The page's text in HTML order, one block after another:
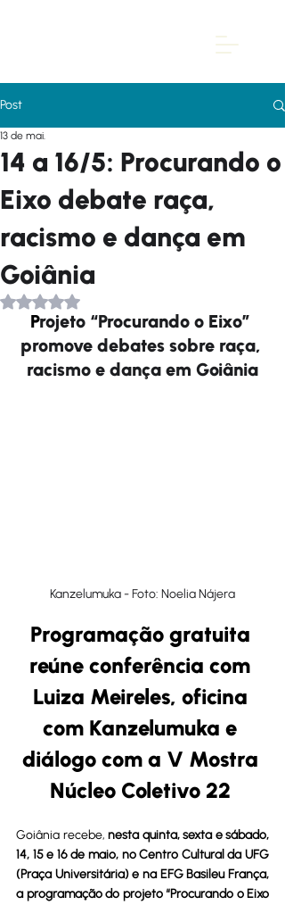
Post
14 a 16/5: Procurando o
Eixo debate raça,
racismo e dança em
Goiânia
13 de mai.
Avaliado com NaN de 5 estrelas.
Projeto “Procurando o Eixo”
promove debates sobre raça,
racismo e dança em Goiânia
Kanzelumuka - Foto: Noelia Nájera
Programação gratuita
reúne conferência com
Luiza Meireles, oficina
com Kanzelumuka e
diálogo com a V Mostra
Núcleo Coletivo 22
Goiânia recebe, nesta quinta, sexta e sábado,
14, 15 e 16 de maio, no Centro Cultural da UFG
(Praça Universitária) e na EFG Basileu França,
a programação do projeto “Procurando o Eixo